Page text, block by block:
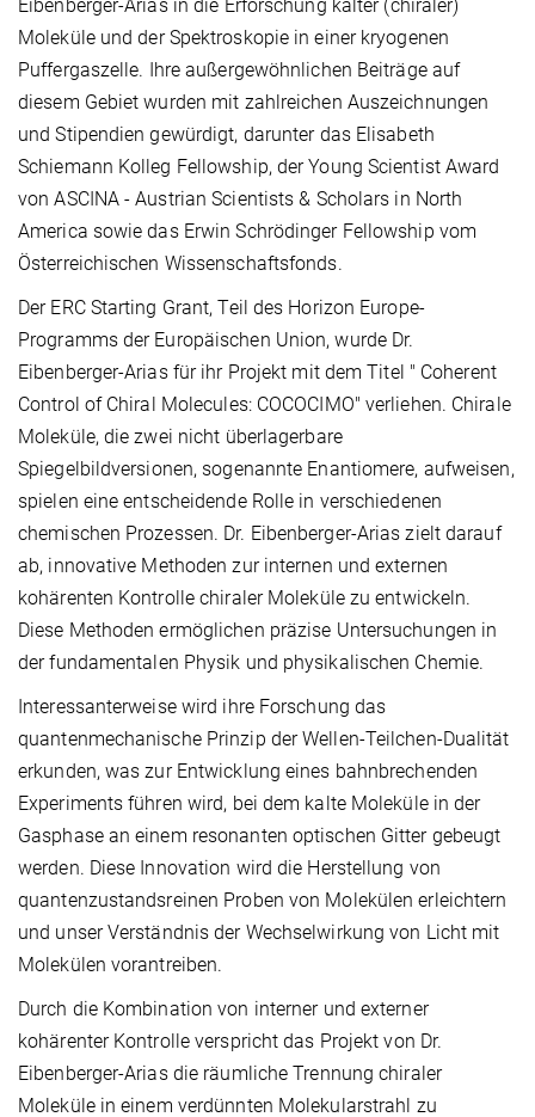
Eibenberger-Arias in die Erforschung kalter (chiraler)
Moleküleund der Spektroskopie in einer kryogenen
Puffergaszelle. Ihre außergewöhnlichen Beiträge auf
diesem Gebiet wurden mit zahlreichen Auszeichnungen
und Stipendien gewürdigt, darunter das Elisabeth
Schiemann Kolleg Fellowship, der Young Scientist Award
von ASCINA - Austrian Scientists & Scholars in North
America sowie das Erwin Schrödinger Fellowship vom
Österreichischen Wissenschaftsfonds.
Der ERC Starting Grant, Teil des Horizon Europe-
Programms der Europäischen Union, wurde Dr.
Eibenberger-Arias für ihr Projekt mit dem Titel " Coherent
Control of Chiral Molecules: COCOCIMO" verliehen. Chirale
Moleküle, die zwei nicht überlagerbare
Spiegelbildversionen, sogenannte Enantiomere, aufweisen,
spielen eine entscheidende Rolle in verschiedenen
chemischen Prozessen. Dr. Eibenberger-Arias zielt darauf
ab, innovative Methoden zur internen und externen
kohärenten Kontrolle chiraler Moleküle zu entwickeln.
Diese Methoden ermöglichen präzise Untersuchungen in
der fundamentalen Physik und physikalischen Chemie.
Interessanterweise wird ihre Forschung das
quantenmechanische Prinzip der Wellen-Teilchen-Dualität
erkunden, was zur Entwicklung eines bahnbrechenden
Experiments führen wird, bei dem kalte Moleküle in der
Gasphase an einem resonanten optischen Gitter gebeugt
werden. Diese Innovation wird die Herstellung von
quantenzustandsreinen Proben von Molekülen erleichtern
und unser Verständnis der Wechselwirkung von Licht mit
Molekülen vorantreiben.
Durch die Kombination von interner und externer
kohärenter Kontrolle verspricht das Projekt von Dr.
Eibenberger-Arias die räumliche Trennung chiraler
Moleküle in einem verdünnten Molekularstrahl zu